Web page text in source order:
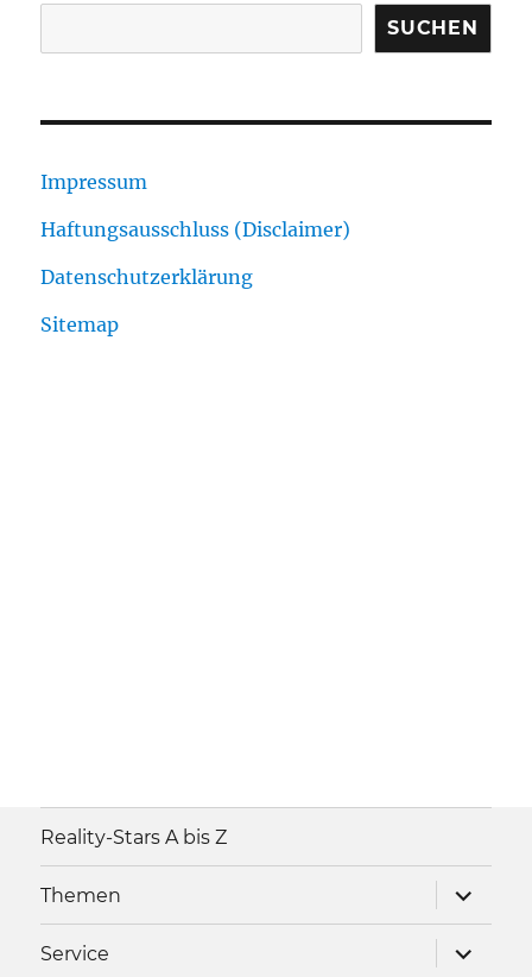
SUCHEN
Impressum
Haftungsausschluss (Disclaimer)
Datenschutzerklärung
Sitemap
Reality-Stars A bis Z
Themen
anzeigen
Service
anzeigen